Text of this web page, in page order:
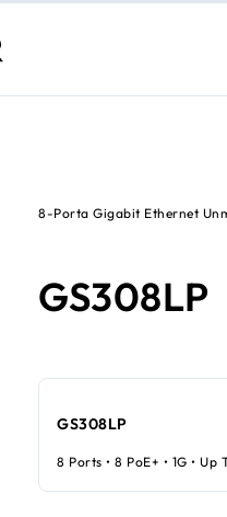
8-Porta Gigabit Ethernet
GS308LP
GS308LP
8 Ports • 8 PoE+ • 1G • Up